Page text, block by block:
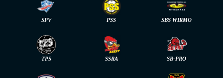
SPV PSS SBS WIRMO
TPS SSRA SB-PRO